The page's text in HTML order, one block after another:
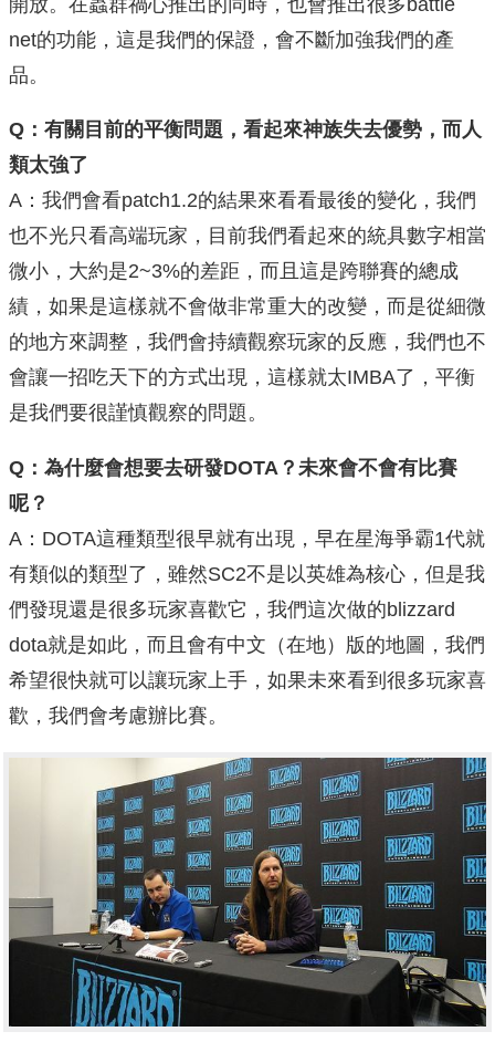
net的功能，這是我們的保證，會不斷加強我們的產
品。
Q：有關目前的平衡問題，看起來神族失去優勢，而人
類太強了
A：我們會看patch1.2的結果來看看最後的變化，我們
也不光只看高端玩家，目前我們看起來的統具數字相當
微小，大約是2~3%的差距，而且這是跨聯賽的總成
績，如果是這樣就不會做非常重大的改變，而是從細微
的地方來調整，我們會持續觀察玩家的反應，我們也不
會讓一招吃天下的方式出現，這樣就太IMBA了，平衡
是我們要很謹慎觀察的問題。
Q：為什麼會想要去研發DOTA？未來會不會有比賽
呢？
A：DOTA這種類型很早就有出現，早在星海爭霸1代就
有類似的類型了，雖然SC2不是以英雄為核心，但是我
們發現還是很多玩家喜歡它，我們這次做的blizzard
dota就是如此，而且會有中文（在地）版的地圖，我們
希望很快就可以讓玩家上手，如果未來看到很多玩家喜
歡，我們會考慮辦比賽。